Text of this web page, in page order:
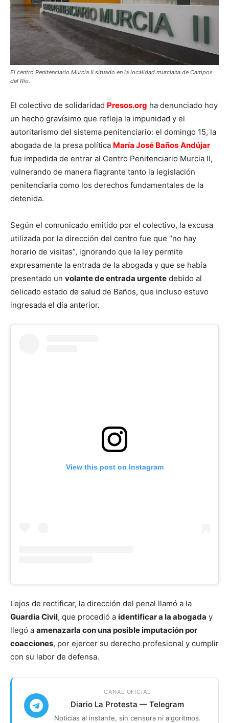
El centro Penitenciario Murcia II situado en la localidad murciana de Campos
del Río.
El colectivo de solidaridad Presos.org ha denunciado hoy
un hecho gravísimo que refleja la impunidad y el
autoritarismo del sistema penitenciario: el domingo 15, la
abogada de la presa política María José Baños Andújar
fue impedida de entrar al Centro Penitenciario Murcia II,
vulnerando de manera flagrante tanto la legislación
penitenciaria como los derechos fundamentales de la
detenida.
Según el comunicado emitido por el colectivo, la excusa
utilizada por la dirección del centro fue que “no hay
horario de visitas”, ignorando que la ley permite
expresamente la entrada de la abogada y que se había
presentado un volante de entrada urgente debido al
delicado estado de salud de Baños, que incluso estuvo
ingresada el día anterior.
View this post on Instagram
Lejos de rectificar, la dirección del penal llamó a la
Guardia Civil, que procedió a identificar a la abogada y
llegó a amenazarla con una posible imputación por
coacciones, por ejercer su derecho profesional y cumplir
con su labor de defensa.
CANAL OFICIAL
Diario La Protesta — Telegram
Noticias al instante, sin censura ni algoritmos.